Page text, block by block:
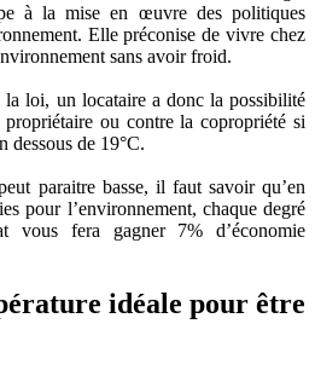
à la mise en œuvre des politiques
Elle préconise de vivre chez
sans avoir froid.
la loi, un locataire a donc la possibilité
ou contre la copropriété si
dessous de 19°C.
paraitre basse, il faut savoir qu’en
pour l’environnement, chaque degré
vous fera gagner 7% d’économie
idéale pour être